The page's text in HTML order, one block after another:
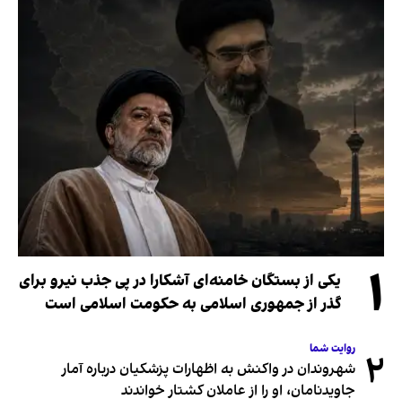
۱
یکی از بستگان خامنه‌ای آشکارا در پی جذب نیرو برای
گذر از جمهوری اسلامی به حکومت اسلامی است
۲ روایت شما
شهروندان در واکنش به اظهارات پزشکیان درباره آمار
جاویدنامان، او را از عاملان کشتار خواندند